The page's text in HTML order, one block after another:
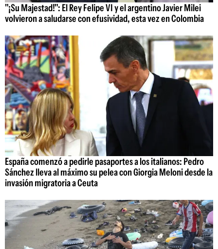
"¡Su Majestad!": El Rey Felipe VI y el argentino Javier Milei
volvieron a saludarse con efusividad, esta vez en Colombia
España comenzó a pedirle pasaportes a los italianos: Pedro
Sánchez lleva al máximo su pelea con Giorgia Meloni desde la
invasión migratoria a Ceuta